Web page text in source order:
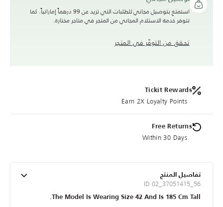
استمتع بتوصيل مجاني للطلبات التي تزيد عن 99 درهماً إماراتياً. كما
تتوفر خدمة الاستلام المجاني من المتجر في متاجر مختارة.
تحقق من التوفّر في المتجر
Tickit Rewards
Earn 2X Loyalty Points
Free Returns
Within 30 Days
تفاصيل المنتج
ID 02_37051415_56
The Model Is Wearing Size 42 And Is 185 Cm Tall.